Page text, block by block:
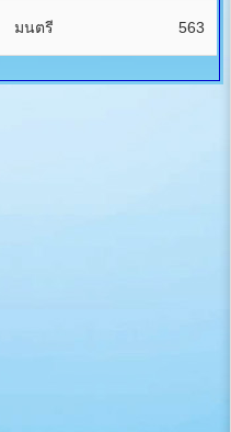
มนตรี 563